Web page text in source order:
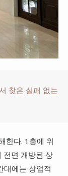
찾은 실패 없는
한다. 1층에 위
전면 개방된 상
대에는 상업적